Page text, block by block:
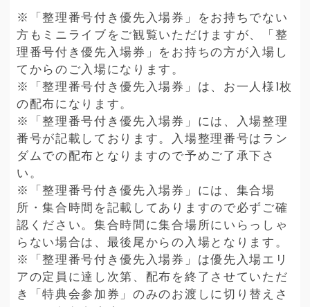
※「整理番号付き優先入場券」をお持ちでない
方もミニライブをご観覧いただけますが、「整
理番号付き優先入場券」をお持ちの方が入場し
てからのご入場になります。
※「整理番号付き優先入場券」は、お一人様1枚
の配布になります。
※「整理番号付き優先入場券」には、入場整理
番号が記載しております。入場整理番号はラン
ダムでの配布となりますので予めご了承下さ
い。
※「整理番号付き優先入場券」には、集合場
所・集合時間を記載してありますので必ずご確
認ください。集合時間に集合場所にいらっしゃ
らない場合は、最後尾からの入場となります。
※「整理番号付き優先入場券」は優先入場エリ
アの定員に達し次第、配布を終了させていただ
き「特典会参加券」のみのお渡しに切り替えさ